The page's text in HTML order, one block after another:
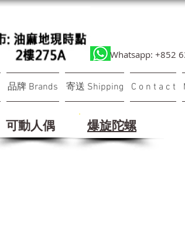
Whatsapp: +852
品牌 Brands 寄送 Shipping C o n t a c t
可動人偶 ​爆旋陀螺